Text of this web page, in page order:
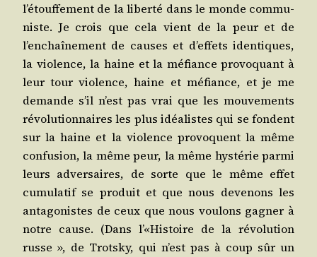
l’étouffement de la liber­té dans le monde com­mu­
niste. Je crois que cela vient de la peur et de
l’enchaînement de causes et d’effets iden­tiques,
la vio­lence, la haine et la méfiance pro­vo­quant à
leur tour vio­lence, haine et méfiance, et je me
demande s’il n’est pas vrai que les mou­ve­ments
révo­lu­tion­naires les plus idéa­listes qui se fondent
sur la haine et la vio­lence pro­voquent la même
confu­sion, la même peur, la même hys­té­rie par­mi
leurs adver­saires, de sorte que le même effet
cumu­la­tif se pro­duit et que nous deve­nons les
anta­go­nistes de ceux que nous vou­lons gagner à
notre cause. (Dans l’«Histoire de la révo­lu­tion
russe », de Trots­ky, qui n’est pas à coup sûr un